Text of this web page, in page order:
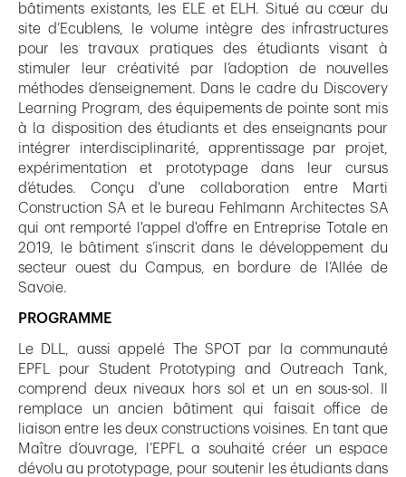
bâtiments existants, les ELE et ELH. Situé au cœur du
site d’Ecublens, le volume intègre des infrastructures
pour les travaux pratiques des étudiants visant à
stimuler leur créativité par l’adoption de nouvelles
méthodes d’enseignement. Dans le cadre du Discovery
Learning Program, des équipements de pointe sont mis
à la disposition des étudiants et des enseignants pour
intégrer interdisciplinarité, apprentissage par projet,
expérimentation et prototypage dans leur cursus
d’études. Conçu d'une collaboration entre Marti
Construction SA et le bureau Fehlmann Architectes SA
qui ont remporté l'appel d'offre en Entreprise Totale en
2019, le bâtiment s’inscrit dans le développement du
secteur ouest du Campus, en bordure de l’Allée de
Savoie.
PROGRAMME
Le DLL, aussi appelé The SPOT par la communauté
EPFL pour Student Prototyping and Outreach Tank,
comprend deux niveaux hors sol et un en sous-sol. Il
remplace un ancien bâtiment qui faisait office de
liaison entre les deux constructions voisines. En tant que
Maître d’ouvrage, l’EPFL a souhaité créer un espace
dévolu au prototypage, pour soutenir les étudiants dans